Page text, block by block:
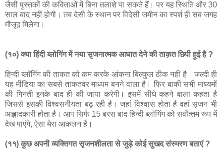
जैसी पुस्‍तकों की कविताओं में बिना तलाशे पा सकते हैं। पर यह स्थिति और 30
साल बाद नहीं होगी। तब देसी के स्‍थान पर विदेसी जमीन का स्‍पर्श ही सब जगह
मौजूद मिलेगा।
(१०) क्या हिंदी ब्लोगिंग में नया सृजनात्मक आघात देने की ताक़त छिपी हुई है ?
हिन्‍दी ब्‍लॉगिंग की ताकत को कम करके आंकना बिल्‍कुल ठीक नहीं है। जल्‍दी ही
यह मीडिया का सबसे ताकतवर माध्‍यम बनने वाला है। फिर बाकी सभी माध्‍यमों
की गिनती इनके बाद ही की जाया करेगी। इसमें सीधे कहने वाला कहता है
जिससे इसकी विश्‍वसनीयता बढ़ रही है। जहां विश्‍वास होता है वहां सृजन भी
आह्लादकारी होता है। आप सिर्फ 15 बरस बाद हिन्‍दी ब्‍लॉगिंग को सर्वोत्‍तम रूप में
देख पाएंगे, ऐसा मेरा आकलन है।
(११) कुछ अपनी व्यक्तिगत सृजनशीलता से जुड़े कोई सुखद संस्मरण बताएं ?